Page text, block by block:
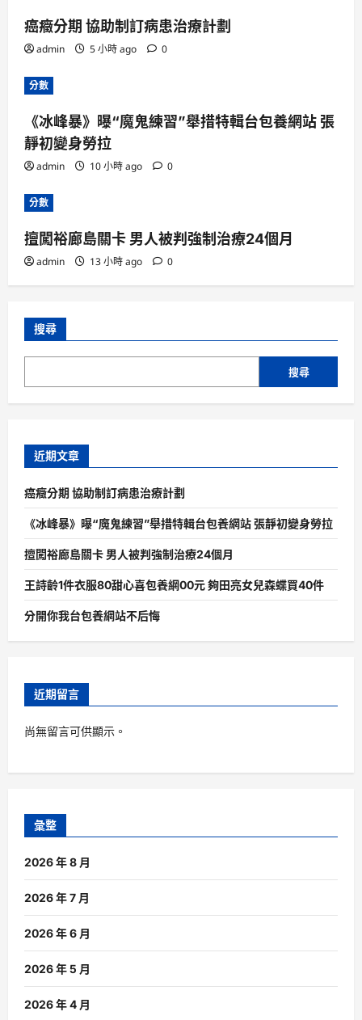
癌癥分期 協助制訂病患治療計劃
admin 5 小時 ago 0
分數
《冰峰暴》曝“魔鬼練習”舉措特輯台包養網站 張
靜初變身勞拉
admin 10 小時 ago 0
分數
擅闖裕廊島關卡 男人被判強制治療24個月
admin 13 小時 ago 0
搜尋
搜尋
近期文章
癌癥分期 協助制訂病患治療計劃
《冰峰暴》曝“魔鬼練習”舉措特輯台包養網站 張靜初變身勞拉
擅闖裕廊島關卡 男人被判強制治療24個月
王詩齡1件衣服80甜心喜包養網00元 夠田亮女兒森蝶買40件
分開你我台包養網站不后悔
近期留言
尚無留言可供顯示。
彙整
2026 年 8 月
2026 年 7 月
2026 年 6 月
2026 年 5 月
2026 年 4 月